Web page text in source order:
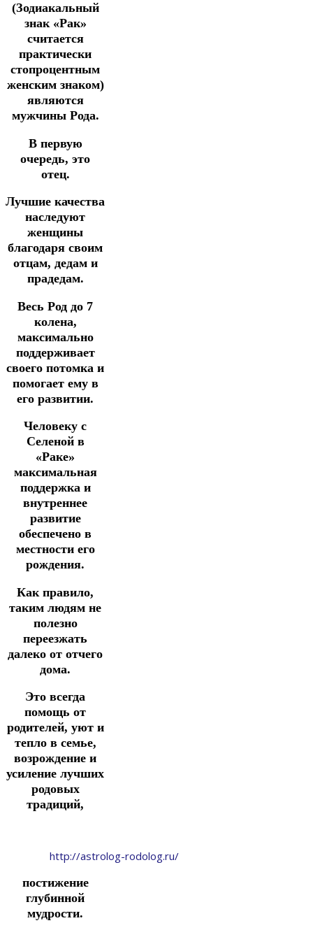
(Зодиакальный
знак «Рак»
считается
практически
стопроцентным
женским знаком)
являются
мужчины Рода.
В первую
очередь, это
отец.
Лучшие качества
наследуют
женщины
благодаря своим
отцам, дедам и
прадедам.
Весь Род до 7
колена,
максимально
поддерживает
своего потомка и
помогает ему в
его развитии.
Человеку с
Селеной в
«Раке»
максимальная
поддержка и
внутреннее
развитие
обеспечено в
местности его
рождения.
Как правило,
таким людям не
полезно
переезжать
далеко от отчего
дома.
Это всегда
помощь от
родителей, уют и
тепло в семье,
возрождение и
усиление лучших
родовых
традиций,
http://astrolog-rodolog.ru/
постижение
глубинной
мудрости.